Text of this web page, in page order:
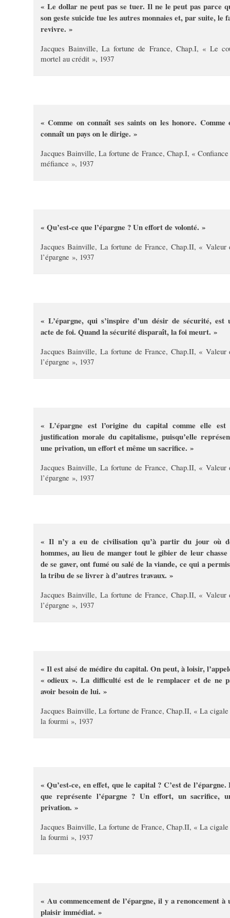
« Le dollar ne peut pas se tuer. Il ne le peut pas parce
son geste suicide tue les autres monnaies et, par suite, le
revivre. »
Jacques Bainville, La fortune de France, Chap.I, « Le
mortel au crédit », 1937
« Comme on connaît ses saints on les honore. Comme
connaît un pays on le dirige. »
Jacques Bainville, La fortune de France, Chap.I, «
méfiance », 1937
« Qu’est-ce que l’épargne ? Un effort de volonté. »
Jacques Bainville, La fortune de France, Chap.II, « Valeur
l’épargne », 1937
« L’épargne, qui s’inspire d’un désir de sécurité, est
acte de foi. Quand la sécurité disparaît, la foi meurt. »
Jacques Bainville, La fortune de France, Chap.II, « Valeur
l’épargne », 1937
« L’épargne est l’origine du capital comme elle est
justification morale du capitalisme, puisqu’elle
une privation, un effort et même un sacrifice. »
Jacques Bainville, La fortune de France, Chap.II, « Valeur
l’épargne », 1937
« Il n’y a eu de civilisation qu’à partir du jour où
hommes, au lieu de manger tout le gibier de leur chasse
de se gaver, ont fumé ou salé de la viande, ce qui a
la tribu de se livrer à d’autres travaux. »
Jacques Bainville, La fortune de France, Chap.II, « Valeur
l’épargne », 1937
« Il est aisé de médire du capital. On peut, à loisir,
« odieux ». La difficulté est de le remplacer et de ne
avoir besoin de lui. »
Jacques Bainville, La fortune de France, Chap.II, « La
la fourmi », 1937
« Qu’est-ce, en effet, que le capital ? C’est de l’épargne.
que représente l’épargne ? Un effort, un sacrifice,
privation. »
Jacques Bainville, La fortune de France, Chap.II, « La
la fourmi », 1937
« Au commencement de l’épargne, il y a renoncement à
plaisir immédiat. »